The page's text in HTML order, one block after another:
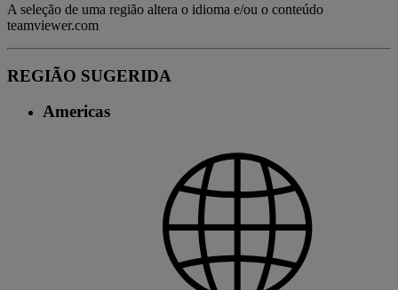
A seleção de uma região altera o idioma e/ou o conteúdo
teamviewer.com
REGIÃO SUGERIDA
Americas